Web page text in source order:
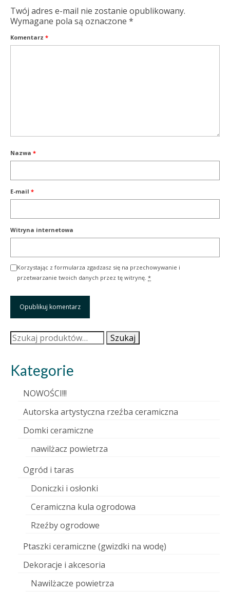
Twój adres e-mail nie zostanie opublikowany.
Wymagane pola są oznaczone *
Komentarz *
Nazwa *
E-mail *
Witryna internetowa
Korzystając z formularza zgadzasz się na przechowywanie i
przetwarzanie twoich danych przez tę witrynę. *
Szukaj: Szukaj
Kategorie
NOWOŚCI!!!
Autorska artystyczna rzeźba ceramiczna
Domki ceramiczne
nawilżacz powietrza
Ogród i taras
Doniczki i osłonki
Ceramiczna kula ogrodowa
Rzeźby ogrodowe
Ptaszki ceramiczne (gwizdki na wodę)
Dekoracje i akcesoria
Nawilżacze powietrza